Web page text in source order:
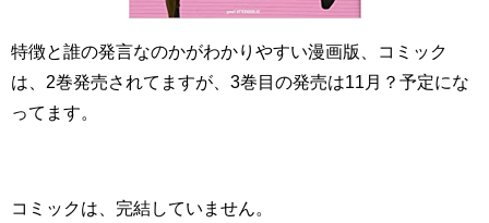
特徴と誰の発言なのかがわかりやすい漫画版、コミック
は、2巻発売されてますが、3巻目の発売は11月？予定にな
ってます。
コミックは、完結していません。